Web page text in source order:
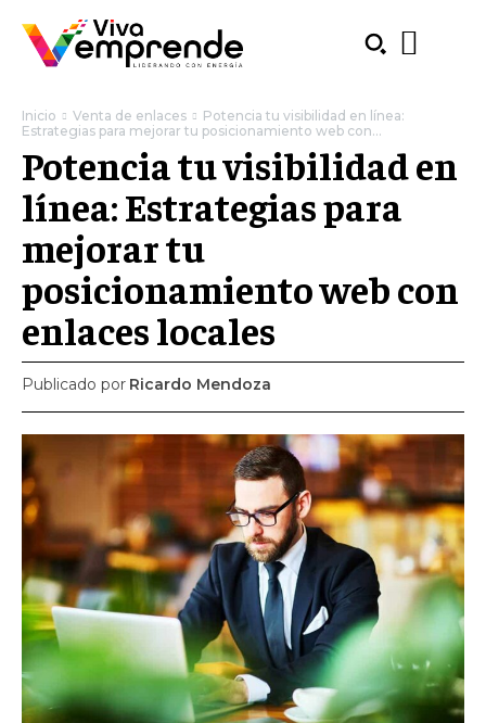
SUBSCRIBE
Welcome to Liberty Case
We have a curated list of the most noteworthy news from all
across the globe. With any subscription plan, you get access
toexclusive articlesthat let you stay ahead of the curve.
Your Profile
LIFESTYLE PUBLIC OPINION
Inicio Venta de enlaces
Potencia tu visibilidad en línea:
Estrategias para mejorar tu posicionamiento web con...
Potencia tu visibilidad en
línea: Estrategias para
mejorar tu
posicionamiento web con
enlaces locales
Publicado por Ricardo Mendoza